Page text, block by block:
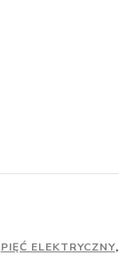
PIĘĆ ELEKTRYCZNY,